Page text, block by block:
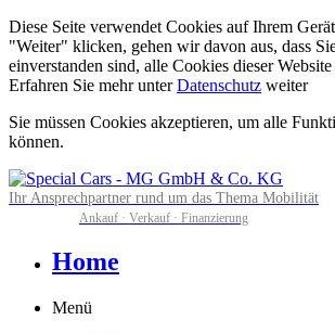
Diese Seite verwendet Cookies auf Ihrem
"Weiter" klicken, gehen wir davon aus, dass
einverstanden sind, alle Cookies dieser
Erfahren Sie mehr unterDatenschutz weiter
Sie müssen Cookies akzeptieren, um alle
können.
Ihr Ansprechpartner rund um das Thema Mobilität
Ankauf · Verkauf · Finanzierung
Home
Menü